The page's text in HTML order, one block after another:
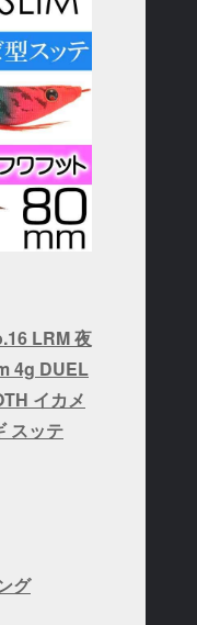
LRM 夜
4g DUEL
イカメ
スッテ
グ